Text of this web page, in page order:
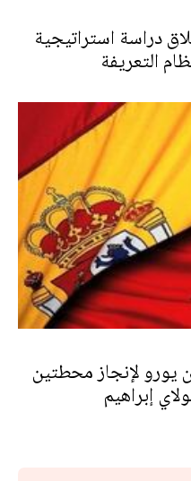
دراسة استراتيجية
التعريفة
بقيمة 5 ملايين يورو لإنجاز محطتين
إبراهيم